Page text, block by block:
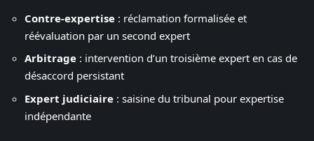
Contre-expertise : réclamation formalisée et
réévaluation par un second expert
Arbitrage : intervention d’un troisième expert en cas de
désaccord persistant
Expert judiciaire : saisine du tribunal pour expertise
indépendante